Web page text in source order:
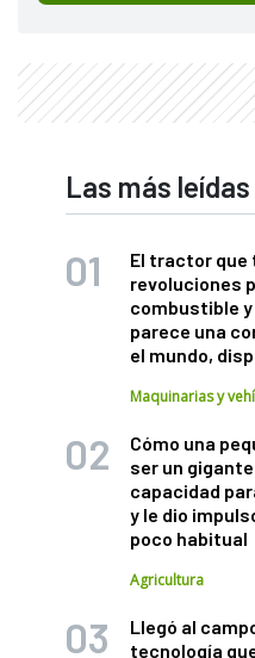
Las más leídas
El tractor que
revoluciones
combustible
parece una
el mundo,
Maquinarias y
Cómo una
ser un
capacidad
y le dio
poco habitual
Agricultura
Llegó al
tecnología